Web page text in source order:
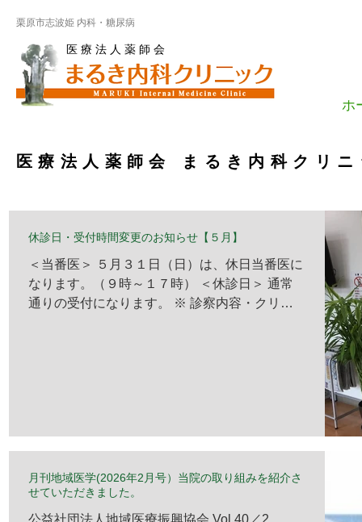
栗原市志波姫 内科・糖尿病
医 療 法 人 薬 師 会
ホ
医療法人薬師会 まるき内科クリ
休診日・受付時間変更のお知らせ【５月】
＜当番医＞ ５月３１日（日）は、休日当番医に
なります。（９時～１７時） ＜休診日＞ 通常
通りの受付になります。 ※ 診察内容・クリニ
月刊地域医学(2026年2月号）当院の取り組みを紹介さ
せていただきました。
公益社団法人地域医療振興協会 Vol.40／2